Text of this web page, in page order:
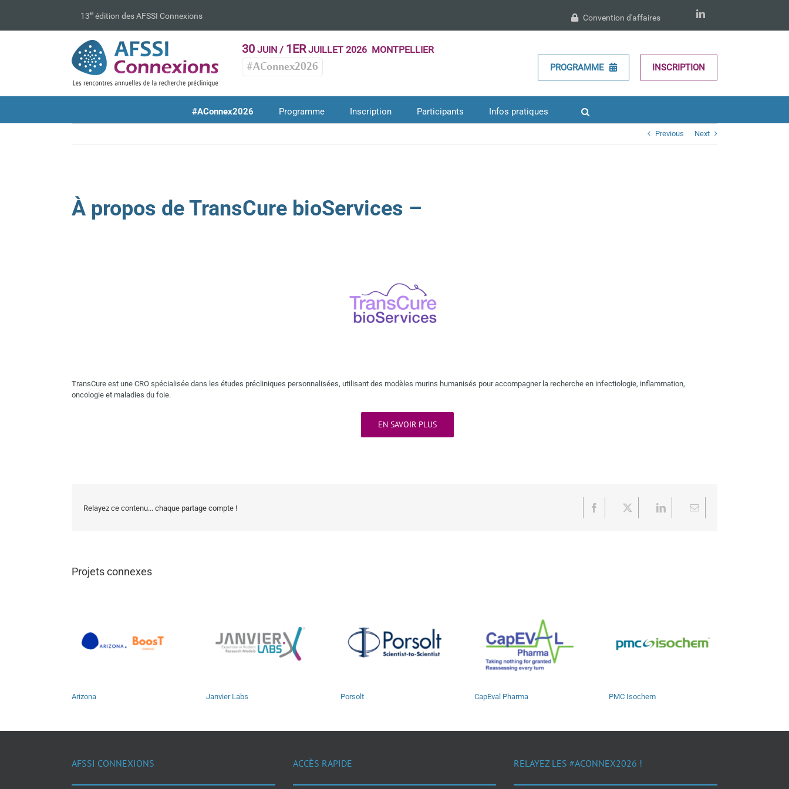
13e édition des AFSSI Connexions LinkedIn
Convention d'affaires
30 JUIN / 1ERJUILLET 2026 MONTPELLIER
#AConnex2026 PROGRAMME INSCRIPTION
#AConnex2026 Programme Inscription Participants Infos pratiques
Previous Next
À propos de TransCure bioServices –
TransCure est une CRO spécialisée dans les études précliniques personnalisées, utilisant des modèles murins humanisés pour accompagner la recherche en infectiologie, inflammation,
oncologie et maladies du foie.
EN SAVOIR PLUS
Relayez ce contenu... chaque partage compte ! Facebook LinkedInEmail
Projets connexes
Arizona Janvier Labs Porsolt CapEval Pharma PMC Isochem
AFSSI CONNEXIONS ACCÈS RAPIDE RELAYEZ LES #ACONNEX2026 !